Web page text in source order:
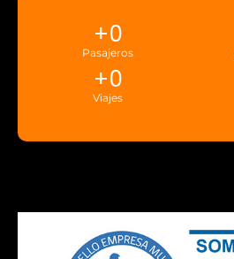
Pasajeros
+0
Viajes
+0